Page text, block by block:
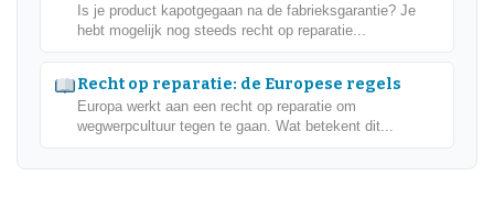
Is je product kapotgegaan na de fabrieksgarantie? Je
hebt mogelijk nog steeds recht op reparatie...
Recht op reparatie: de Europese regels
Europa werkt aan een recht op reparatie om
wegwerpcultuur tegen te gaan. Wat betekent dit...